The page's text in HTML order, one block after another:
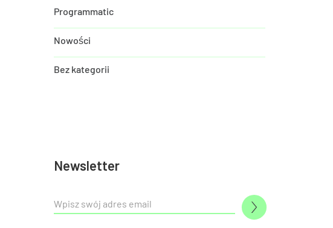
Programmatic
Nowości
Bez kategorii
Newsletter